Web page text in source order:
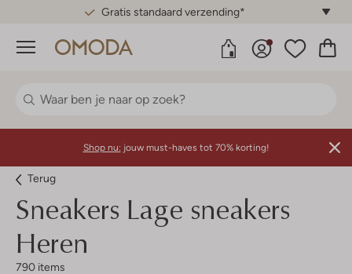
Gratis standaard verzending*
Menu
Shop nu: jouw must-haves tot 70% korting!
Terug
Sneakers Lage sneakers
Heren
790 items